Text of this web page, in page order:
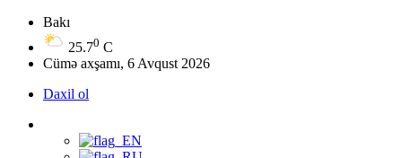
Bakı
25.70 C
Cümə axşamı, 6 Avqust 2026
Daxil ol